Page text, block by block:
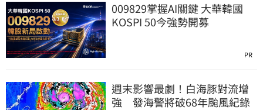
009829掌握AI關鍵 大華韓國
KOSPI 50今強勢開募
PR
週末影響最劇！白海豚對流增
強 發海警將破68年颱風紀錄